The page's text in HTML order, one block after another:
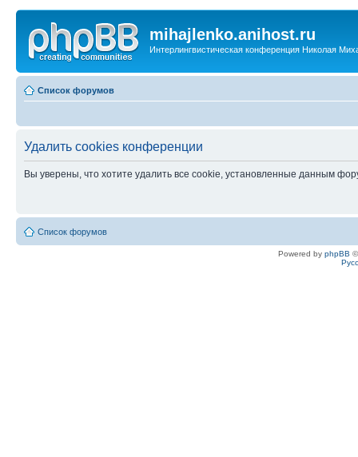
mihajlenko.anihost.ru
Интерлингвистическая конференция Николая
Список форумов
Удалить cookies конференции
Вы уверены, что хотите удалить все cookie, установленные данным
Список форумов
Powered by phpBB